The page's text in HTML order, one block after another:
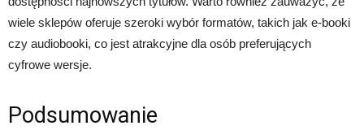
wiele sklepów oferuje szeroki wybór formatów, takich jak e-booki
czy audiobooki, co jest atrakcyjne dla osób preferujących
cyfrowe wersje.
Podsumowanie